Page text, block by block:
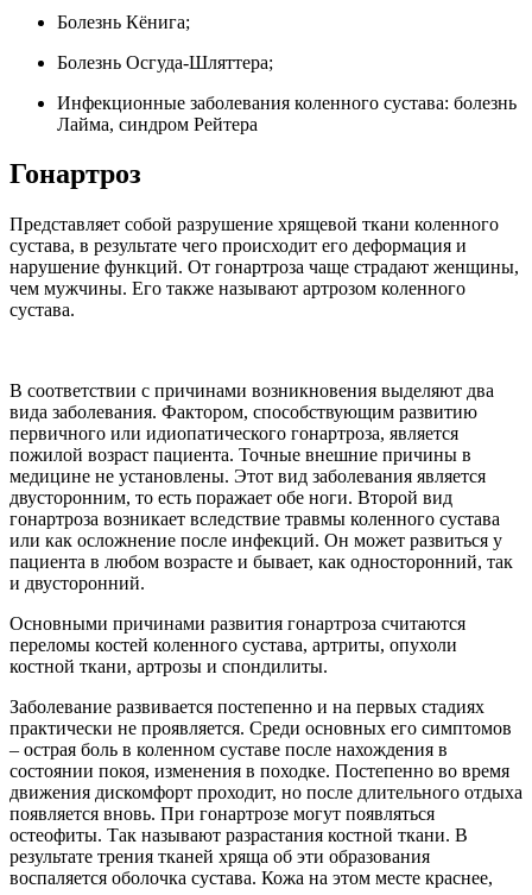
Болезнь Кёнига;
Болезнь Осгуда-Шляттера;
Инфекционные заболевания коленного сустава: болезнь
Лайма, синдром Рейтера
Гонартроз
Представляет собой разрушение хрящевой ткани коленного
сустава, в результате чего происходит его деформация и
нарушение функций. От гонартроза чаще страдают женщины,
чем мужчины. Его также называют артрозом коленного
сустава.
В соответствии с причинами возникновения выделяют два
вида заболевания. Фактором, способствующим развитию
первичного или идиопатического гонартроза, является
пожилой возраст пациента. Точные внешние причины в
медицине не установлены. Этот вид заболевания является
двусторонним, то есть поражает обе ноги. Второй вид
гонартроза возникает вследствие травмы коленного сустава
или как осложнение после инфекций. Он может развиться у
пациента в любом возрасте и бывает, как односторонний, так
и двусторонний.
Основными причинами развития гонартроза считаются
переломы костей коленного сустава, артриты, опухоли
костной ткани, артрозы и спондилиты.
Заболевание развивается постепенно и на первых стадиях
практически не проявляется. Среди основных его симптомов
– острая боль в коленном суставе после нахождения в
состоянии покоя, изменения в походке. Постепенно во время
движения дискомфорт проходит, но после длительного отдыха
появляется вновь. При гонартрозе могут появляться
остеофиты. Так называют разрастания костной ткани. В
результате трения тканей хряща об эти образования
воспаляется оболочка сустава. Кожа на этом месте краснее,